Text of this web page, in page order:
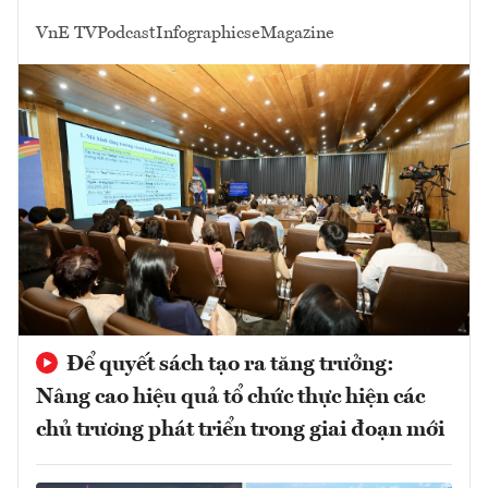
VnE TVPodcastInfographicseMagazine
Để quyết sách tạo ra tăng trưởng:
Nâng cao hiệu quả tổ chức thực hiện các
chủ trương phát triển trong giai đoạn mới